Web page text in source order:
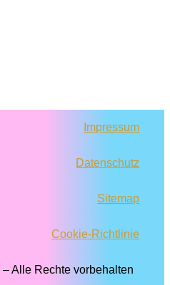
Impressum
Datenschutz
Sitemap
Cookie-Richtlinie
– Alle Rechte vorbehalten